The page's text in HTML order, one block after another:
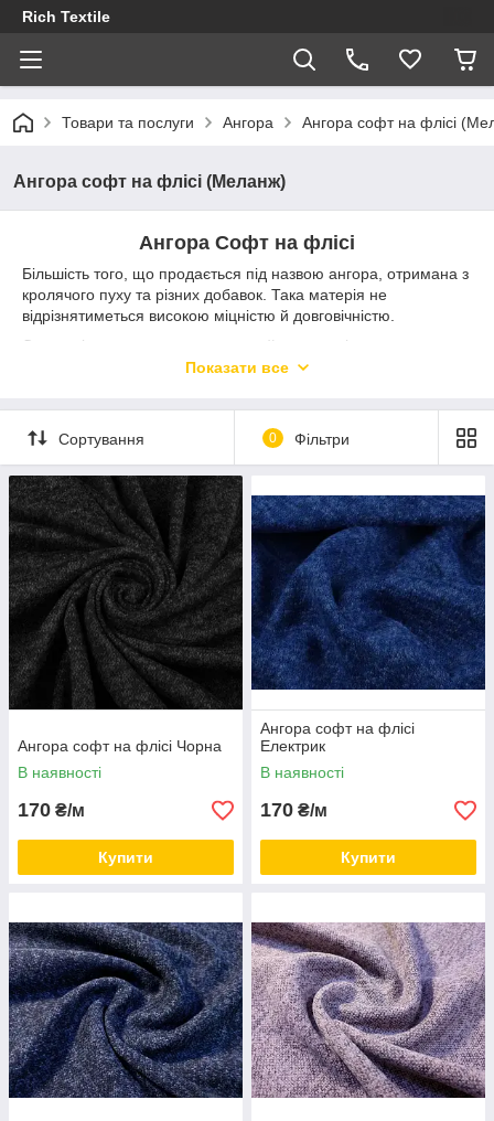
Rich Textile
Товари та послуги Ангора Ангора софт на флісі
Ангора софт на флісі (Меланж)
Ангора Софт на флісі
Більшість того, що продається під назвою ангора, отримана з
кролячого пуху та різних добавок. Така матерія не
відрізнятиметься високою міцністю й довговічністю.
Сьогодні ангора представлена найпопулярнішим виглядом –
однониткової пряжі з ниток різного забарвлення. Колір
відрізнятися на кілька відтінків. Завдяки поєднанню ниток
різного кольору формується матеріал із візерунком, який
схожий на поверхню шліфувальних плит мармурової крихти.
Чим контрастнішими будуть відтінки волокон, тим яскравіше
буде готове полотно.
Вироби зангориприносять приємні відчуття, створюють
комфорт і затишок.
Ми раді привітати в магазині "RichTex"не тільки гуртових, а
й роздрібних покупців, для яких пропонуємо величезний
спектр різноманітних кольорів
ангори.
Приємних покупок!
Показати все
Сортування 0 Фільтри
Ангора софт на флісі Чорна
В наявності
170 ₴/м
Купити
Ангора софт на флісі
Електрик
В наявності
170 ₴/м
Купити